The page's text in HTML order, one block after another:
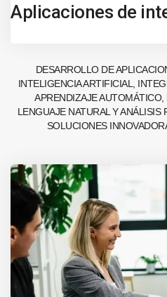
Aplicaciones de
DESARROLLO DE
INTELIGENCIA ARTIFICIAL,
APRENDIZAJE
LENGUAJE NATURAL Y ANÁLISIS
SOLUCIONES